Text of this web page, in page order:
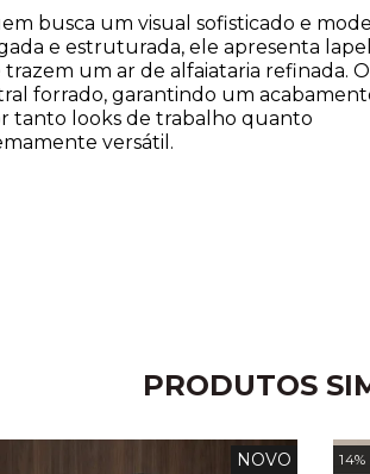
busca um visual sofisticado e
e estruturada, ele apresenta
um ar de alfaiataria refinada. O
forrado, garantindo um
tanto looks de trabalho quanto
versátil.
PRODUTOS
NOVO 14%